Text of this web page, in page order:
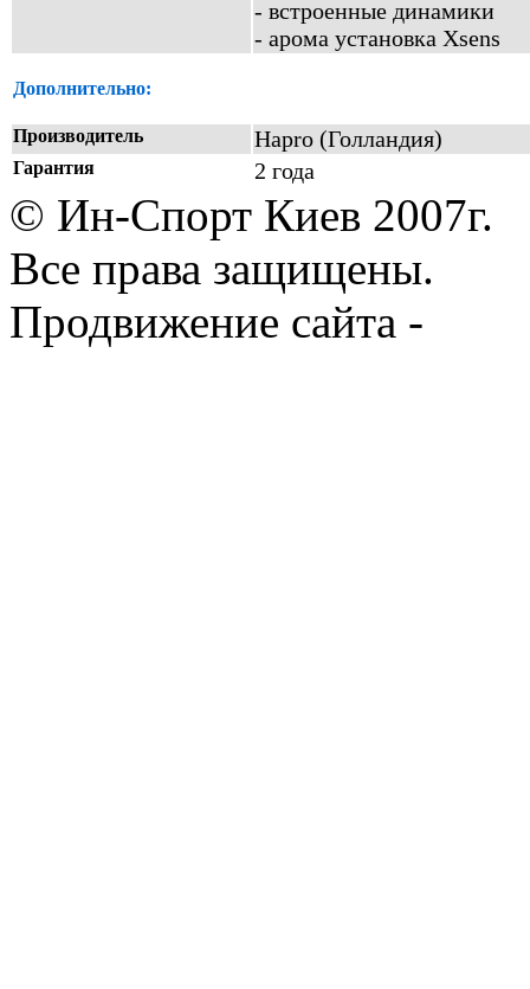
- встроенные динамики
- арома установка Xsens
Дополнительно:
Производитель Hapro (Голландия)
Гарантия 2 года
© Ин-Спорт Киев 2007г.
Все права защищены.
Продвижение сайта -